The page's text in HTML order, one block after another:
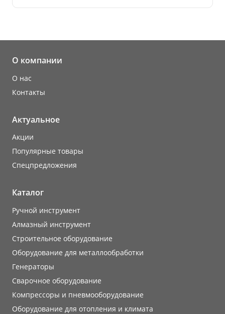
О компании
О нас
Контакты
Актуальное
Акции
Популярные товары
Cпецпредложения
Каталог
Ручной инструмент
Алмазный инструмент
Строительное оборудование
Оборудование для металлообработки
Генераторы
Сварочное оборудование
Компрессоры и пневмооборудование
Оборудование для отопления и климата